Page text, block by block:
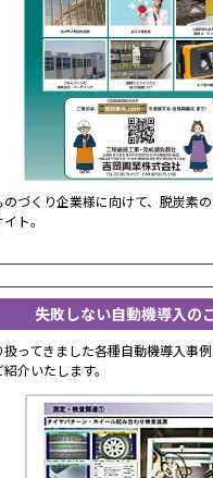
のづくり企業様に向けて、脱炭素
ト。
失敗しない自動機導入の
扱ってきました各種自動機導入事
介いたします。